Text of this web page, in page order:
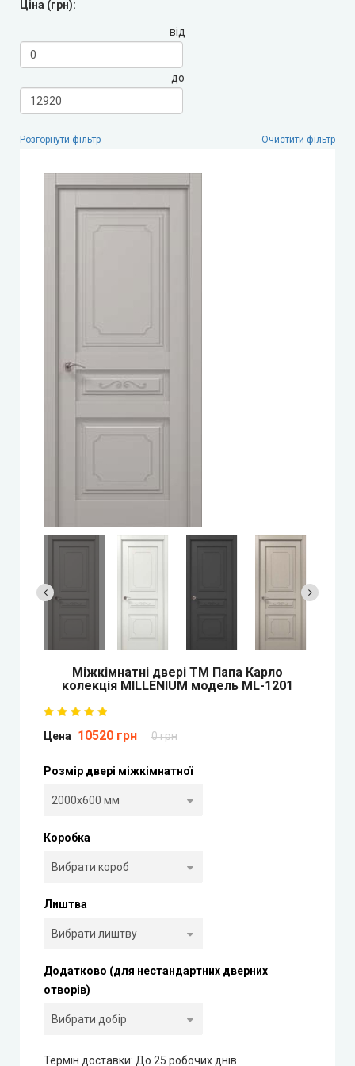
LEADOR (Леадор)
Leador Express (Леадор Експрес)
Стильні Двері
StilDoors (СтілДорс)
BRAMA (Брама)
LUXDOORS (ЛюксДорс)
Portalino Doors (Порталіно)
Rezult
Free Style doors (Фрі Стайл під фарбування)
Контур
Danapris Doors (Данапріс Дорс)
DRUID (Друід)
Europe Doors
Ціна (грн):
від
до
Розгорнути фільтр Очистити фільтр
Міжкімнатні двері ТМ Папа Карло
колекція MILLENIUM модель ML-1201
Цена 10520 грн 0 грн
Розмір двері міжкімнатної
Коробка
Лиштва
Додатково (для нестандартних дверних
отворів)
Термін доставки: До 25 робочих днів